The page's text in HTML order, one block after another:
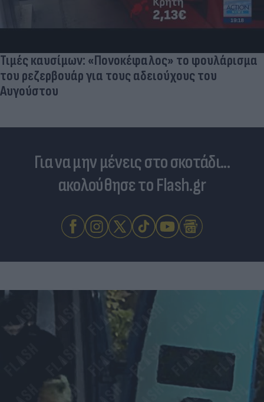
Πανζουρλισμός στην παρουσίαση του Σαλάχ -
Χιλιάδες κόσμου στο γήπεδο της Τραμπζονσπόρ
Για να μην μένεις στο σκοτάδι...
ακολούθησε το Flash.gr